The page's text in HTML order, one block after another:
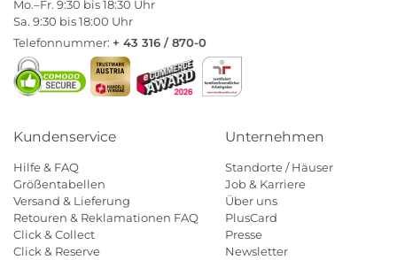
Mo.–Fr. 9:30 bis 18:30 Uhr
Sa. 9:30 bis 18:00 Uhr
Telefonnummer: + 43 316 / 870-0
Kundenservice
Hilfe & FAQ
Größentabellen
Versand & Lieferung
Retouren & Reklamationen FAQ
Click & Collect
Click & Reserve
Unternehmen
Standorte / Häuser
Job & Karriere
Über uns
PlusCard
Presse
Newsletter